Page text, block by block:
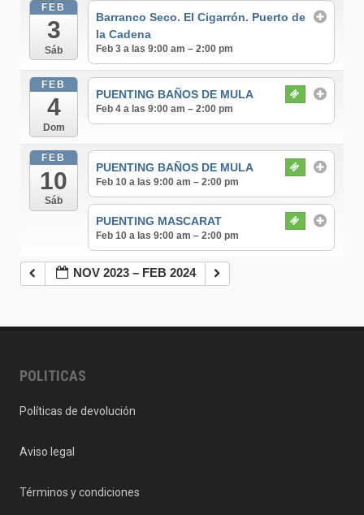
FEB
3
Sáb
Barranco Seco. El Cigarrón. Puerto de
la Cadena
Feb 3 a las 9:00 am – 2:00 pm
FEB
4
Dom
PUENTING BAÑOS DE MULA
Feb 4 a las 9:00 am – 2:00 pm
FEB
10
Sáb
PUENTING BAÑOS DE MULA
Feb 10 a las 9:00 am – 2:00 pm
PUENTING MASCARAT
Feb 10 a las 9:00 am – 2:00 pm
NOV 2023 – FEB 2024
POLITICAS
Políticas de devolución
Aviso legal
Términos y condiciones